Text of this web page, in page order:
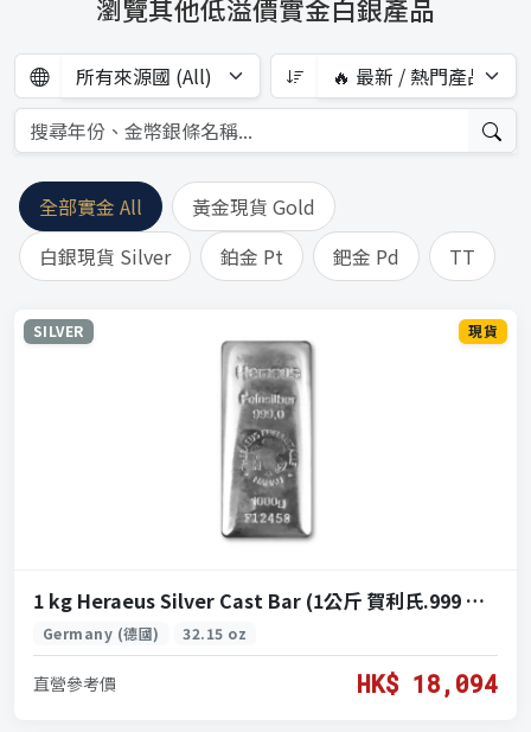
瀏覽其他低溢價實金白銀產品
全部實金 All
黃金現貨 Gold
白銀現貨 Silver
鉑金 Pt 鈀金 Pd TT
SILVER 現貨
1 kg Heraeus Silver Cast Bar (1公斤 賀利氏.999 銀條)
Germany (德國) 32.15 oz
直營參考價 HK$ 18,094